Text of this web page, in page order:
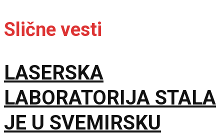
Slične vesti
LASERSKA
LABORATORIJA STALA
JE U SVEMIRSKU